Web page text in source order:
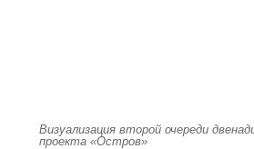
Визуализация второй очереди
проекта «Остров»